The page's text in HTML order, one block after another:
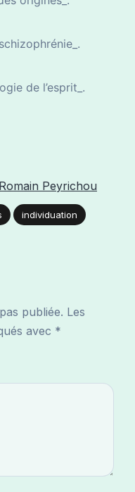
de l’esprit_.
Romain Peyrichou
individuation
publiée. Les
avec *